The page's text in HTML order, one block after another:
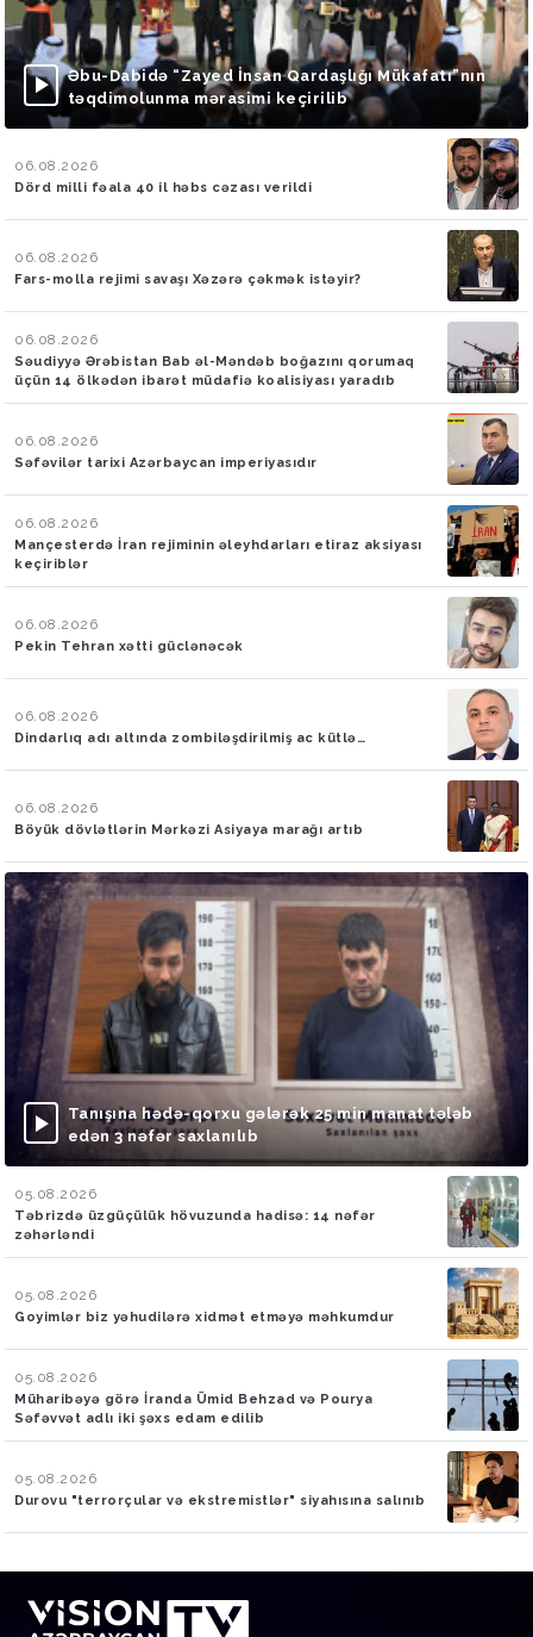
Əbu-Dabidə “Zayed İnsan Qardaşlığı Mükafatı”nın
təqdimolunma mərasimi keçirilib
06.08.2026
Dörd milli fəala 40 il həbs cəzası verildi
06.08.2026
Fars-molla rejimi savaşı Xəzərə çəkmək istəyir?
06.08.2026
Səudiyyə Ərəbistan Bab əl-Məndəb boğazını qorumaq
üçün 14 ölkədən ibarət müdafiə koalisiyası yaradıb
06.08.2026
Səfəvilər tarixi Azərbaycan imperiyasıdır
06.08.2026
Mançesterdə İran rejiminin əleyhdarları etiraz aksiyası
keçiriblər
06.08.2026
Pekin Tehran xətti güclənəcək
06.08.2026
Dindarlıq adı altında zombiləşdirilmiş ac kütlə…
06.08.2026
Böyük dövlətlərin Mərkəzi Asiyaya marağı artıb
Tanışına hədə-qorxu gələrək 25 min manat tələb
edən 3 nəfər saxlanılıb
05.08.2026
Təbrizdə üzgüçülük hövuzunda hadisə: 14 nəfər
zəhərləndi
05.08.2026
Goyimlər biz yəhudilərə xidmət etməyə məhkumdur
05.08.2026
Müharibəyə görə İranda Ümid Behzad və Pourya
Səfəvvət adlı iki şəxs edam edilib
05.08.2026
Durovu "terrorçular və ekstremistlər" siyahısına salınıb